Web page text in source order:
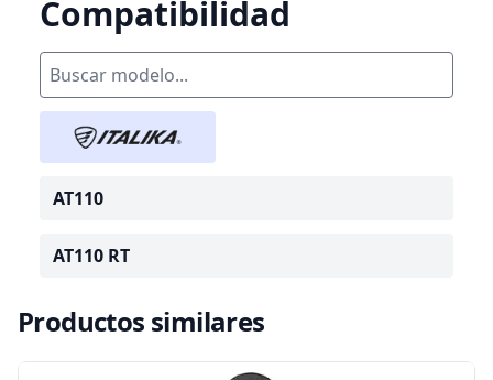
Compatibilidad
AT110
AT110 RT
Productos similares